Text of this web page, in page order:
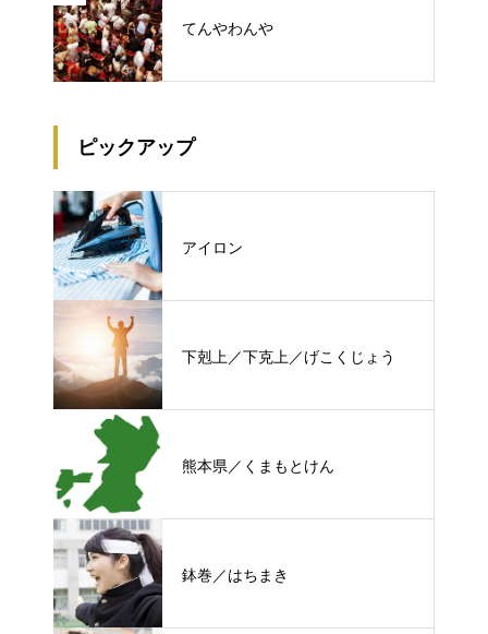
てんやわんや
ピックアップ
アイロン
下剋上／下克上／げこくじょう
熊本県／くまもとけん
鉢巻／はちまき